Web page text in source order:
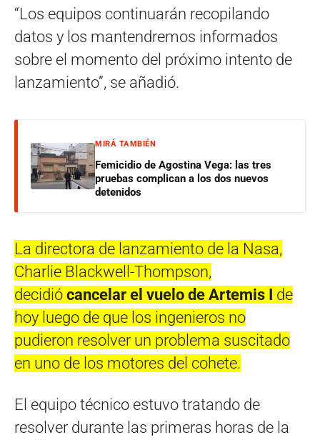
“Los equipos continuarán recopilando
datos y los mantendremos informados
sobre el momento del próximo intento de
lanzamiento”, se añadió.
MIRÁ TAMBIÉN
Femicidio de Agostina Vega: las tres
pruebas complican a los dos nuevos
detenidos
La directora de lanzamiento de la Nasa,
Charlie Blackwell-Thompson,
decidió cancelar el vuelo de Artemis I de
hoy luego de que los ingenieros no
pudieron resolver un problema suscitado
en uno de los motores del cohete.
El equipo técnico estuvo tratando de
resolver durante las primeras horas de la